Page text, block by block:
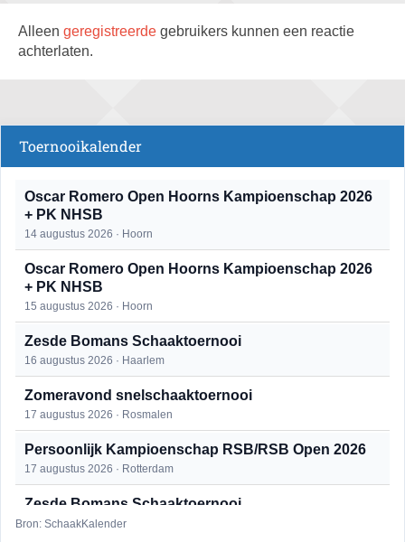
Alleen geregistreerde gebruikers kunnen een reactie
achterlaten.
Toernooikalender
Oscar Romero Open Hoorns Kampioenschap 2026
+ PK NHSB
14 augustus 2026 · Hoorn
Oscar Romero Open Hoorns Kampioenschap 2026
+ PK NHSB
15 augustus 2026 · Hoorn
Zesde Bomans Schaaktoernooi
16 augustus 2026 · Haarlem
Zomeravond snelschaaktoernooi
17 augustus 2026 · Rosmalen
Persoonlijk Kampioenschap RSB/RSB Open 2026
17 augustus 2026 · Rotterdam
Zesde Bomans Schaaktoernooi
17 augustus 2026 · Haarlem
Bron: SchaakKalender